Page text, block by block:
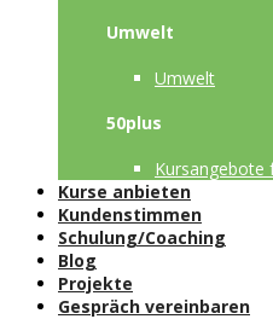
Umwelt
Umwelt
50plus
Kursangebote
Kurse anbieten
Kundenstimmen
Schulung/Coaching
Blog
Projekte
Gespräch vereinbaren